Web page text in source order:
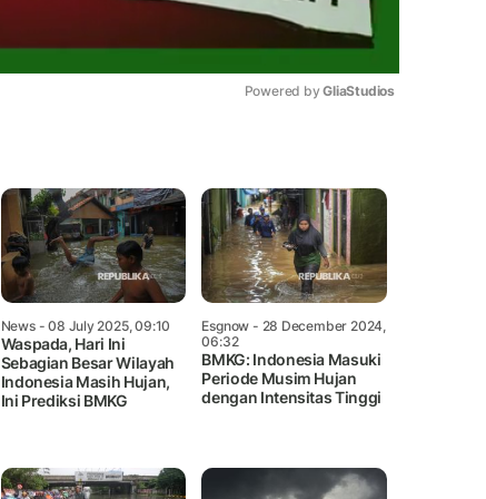
Powered by GliaStudios
News- 08 July 2025, 09:10
Waspada, Hari Ini
Sebagian Besar Wilayah
Indonesia Masih Hujan,
Ini Prediksi BMKG
Esgnow - 28 December 2024,
06:32
BMKG: Indonesia Masuki
Periode Musim Hujan
dengan Intensitas Tinggi